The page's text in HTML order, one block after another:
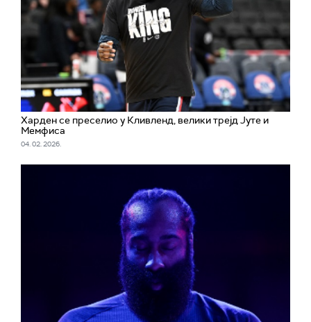
Харден се преселио у Кливленд, велики трејд Јуте и
Мемфиса
04. 02. 2026.